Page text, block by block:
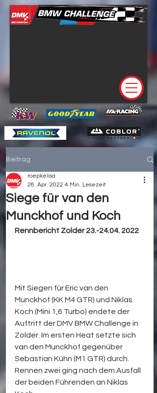
Beitrag
Siege für van den
Munckhof und Koch
roepkelisa
28. Apr. 2022 4 Min. Lesezeit
Rennbericht Zolder 23.-24.04. 2022
Mit Siegen für Eric van den
Munckhof (KK M4 GTR) und Niklas
Koch (Mini 1,6 Turbo) endete der
Auftritt der DMV BMW Challenge in
Zolder. Im ersten Heat setzte sich
van den Munckhof gegenüber
Sebastian Kühn (M1 GTR) durch.
Rennen zwei ging nach dem Ausfall
der beiden Führenden an Niklas